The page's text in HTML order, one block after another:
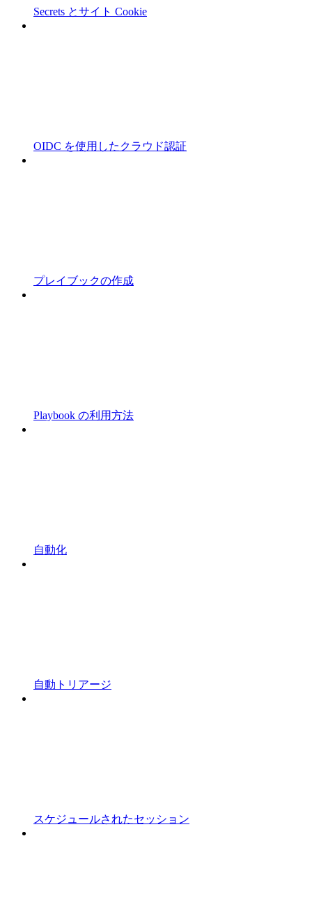
Secrets とサイト Cookie
OIDC を使用したクラウド認証
プレイブックの作成
Playbook の利用方法
自動化
自動トリアージ
スケジュールされたセッション